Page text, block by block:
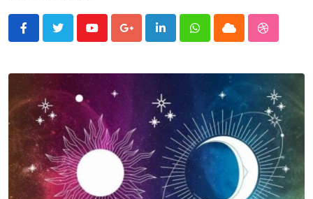
YoutubeGoogle+LinkedInWhatsappCloud